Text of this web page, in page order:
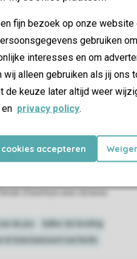
fijn bezoek op onze
gebruiken
interesses en om
wij alleen gebruiken als jij
de keuze later altijd weer
en privacy policy.
accepteren